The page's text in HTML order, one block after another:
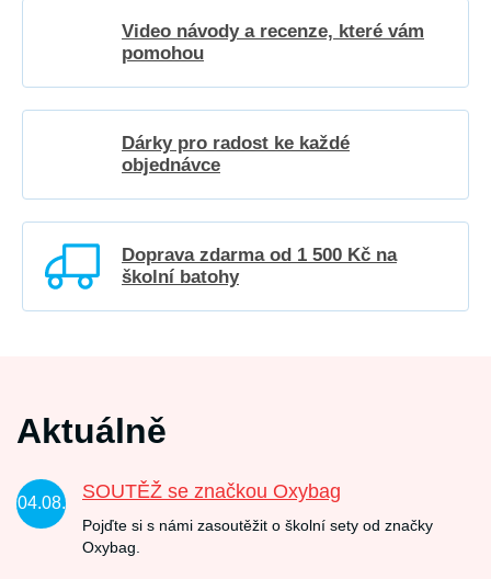
Video návody a recenze, které vám
pomohou
Dárky pro radost ke každé
objednávce
Doprava zdarma od 1 500 Kč na
školní batohy
Aktuálně
04.08.
SOUTĚŽ se značkou Oxybag
Pojďte si s námi zasoutěžit o školní sety od značky
Oxybag.